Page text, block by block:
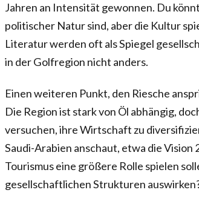
Jahren an Intensität gewonnen. Du
politischer Natur sind, aber die Kultur
Literatur werden oft als Spiegel
in der Golfregion nicht anders.
Einen weiteren Punkt, den Riesche
Die Region ist stark von Öl abhängig,
versuchen, ihre Wirtschaft zu
Saudi-Arabien anschaut, etwa die Vision
Tourismus eine größere Rolle spielen
gesellschaftlichen Strukturen